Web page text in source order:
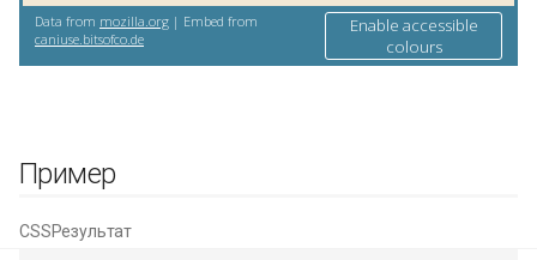
Пример
CSSРезультат